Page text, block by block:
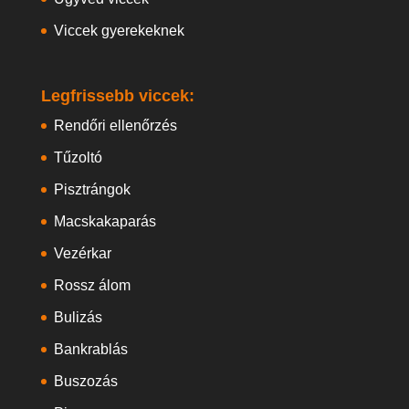
Viccek gyerekeknek
Legfrissebb viccek:
Rendőri ellenőrzés
Tűzoltó
Pisztrángok
Macskakaparás
Vezérkar
Rossz álom
Bulizás
Bankrablás
Buszozás